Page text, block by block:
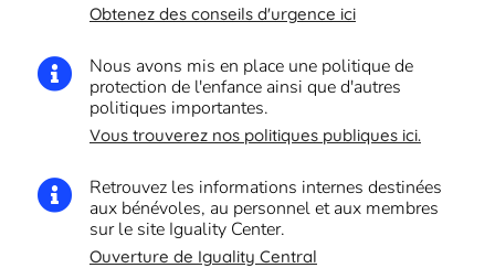
Obtenez des conseils d'urgence ici

Nous avons mis en place une politique de
protection de l'enfance ainsi que d'autres
politiques importantes.
Vous trouverez nos politiques publiques ici.

Retrouvez les informations internes destinées
aux bénévoles, au personnel et aux membres
sur le site Iguality Center.
Ouverture de Iguality Central